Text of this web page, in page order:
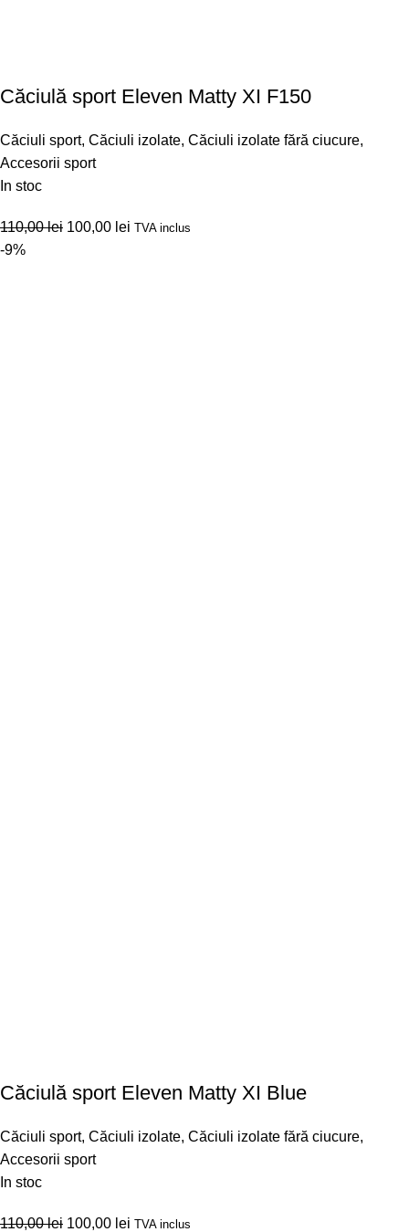
Căciulă sport Eleven Matty XI F150
Căciuli sport, Căciuli izolate, Căciuli izolate fără ciucure,
Accesorii sport
In stoc
110,00lei 100,00 lei TVA inclus
-9%
Căciulă sport Eleven Matty XI Blue
Căciuli sport, Căciuli izolate, Căciuli izolate fără ciucure,
Accesorii sport
In stoc
110,00lei 100,00 lei TVA inclus